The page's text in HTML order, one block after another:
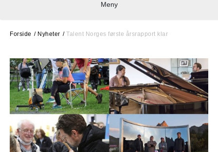
Meny
Forside Nyheter Talent Norges første årsrapport klar